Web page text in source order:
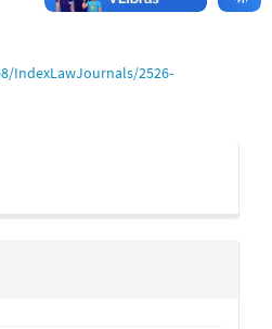
IndexLawJournals/2526-